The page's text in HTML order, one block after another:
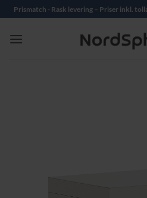
Skip
to
content
Prismatch - Rask levering – Priser inkl.